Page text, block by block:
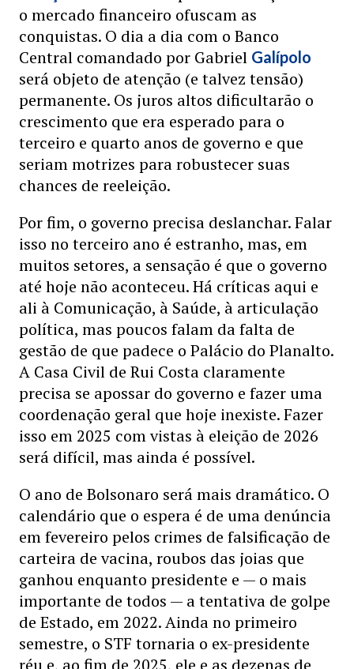
o mercado financeiro ofuscam as
conquistas. O dia a dia com o Banco
Central comandado por Gabriel Galípolo
será objeto de atenção (e talvez tensão)
permanente. Os juros altos dificultarão o
crescimento que era esperado para o
terceiro e quarto anos de governo e que
seriam motrizes para robustecer suas
chances de reeleição.
Por fim, o governo precisa deslanchar. Falar
isso no terceiro ano é estranho, mas, em
muitos setores, a sensação é que o governo
até hoje não aconteceu. Há críticas aqui e
ali à Comunicação, à Saúde, à articulação
política, mas poucos falam da falta de
gestão de que padece o Palácio do Planalto.
A Casa Civil de Rui Costa claramente
precisa se apossar do governo e fazer uma
coordenação geral que hoje inexiste. Fazer
isso em 2025 com vistas à eleição de 2026
será difícil, mas ainda é possível.
O ano de Bolsonaro será mais dramático. O
calendário que o espera é de uma denúncia
em fevereiro pelos crimes de falsificação de
carteira de vacina, roubos das joias que
ganhou enquanto presidente e — o mais
importante de todos — a tentativa de golpe
de Estado, em 2022. Ainda no primeiro
semestre, o STF tornaria o ex-presidente
réu e, ao fim de 2025, ele e as dezenas de